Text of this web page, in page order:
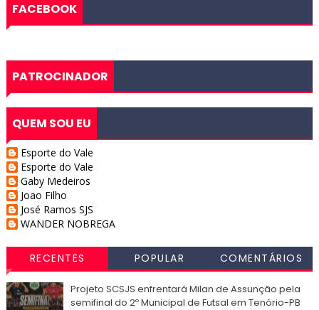
FACEBOOK
PATROCINADOR
QUEM SOU EU
Esporte do Vale
Esporte do Vale
Gaby Medeiros
Joao Filho
José Ramos SJS
WANDER NOBREGA
RECENTES POPULAR COMENTÁRIOS
Projeto SCSJS enfrentará Milan de Assunção pela
semifinal do 2º Municipal de Futsal em Tenório-PB